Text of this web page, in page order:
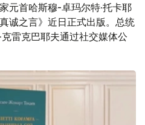
元首哈斯穆-卓玛尔特·托卡耶
诚之言》近日正式出版。总统
雷克巴耶夫通过社交媒体公